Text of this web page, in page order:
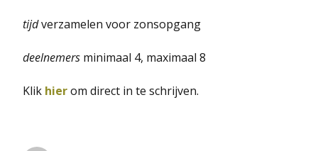
tijdverzamelen voor zonsopgang
deelnemers minimaal 4, maximaal 8
Klik hierom direct in te schrijven.